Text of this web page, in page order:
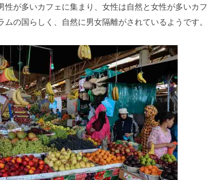
性が多いカフェに集まり、女性は自然と女性が多いカフ
ムの国らしく、自然に男女隔離がされているようです。